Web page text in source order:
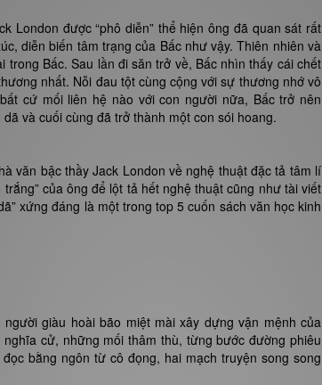
London được “phô diễn” thể hiện ông đã quan sát rất
diễn biến tâm trạng của Bấc như vậy. Thiên nhiên và
Bấc. Sau lần đi săn trở về, Bấc nhìn thấy cái chết
nhất. Nỗi đau tột cùng cộng với sự thương nhớ vô
cứ mối liên hệ nào với con người nữa, Bấc trở nên
và cuối cùng đã trở thành một con sói hoang.
văn bậc thầy Jack London về nghệ thuật đặc tả tâm lí
của ông để lột tả hết nghệ thuật cũng như tài viết
xứng đáng là một trong top 5 cuốn sách văn học kinh
giàu hoài bão miệt mài xây dựng vận mệnh của
cử, những mối thâm thù, từng bước đường phiêu
bằng ngôn từ cô đọng, hai mạch truyện song song